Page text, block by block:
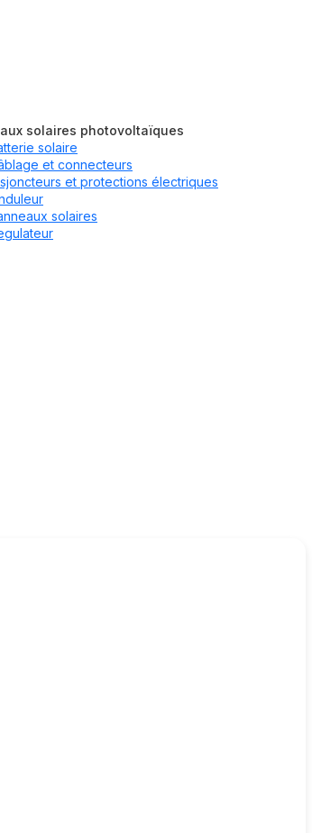
solaires photovoltaïques
solaire
et connecteurs
et protections électriques
solaires